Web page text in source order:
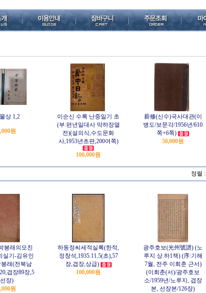
상 1,2
원
이순신 수록 난중일기 초
(부:편년일대사 막하장열
전)(설의식,수도문화
사,1953년초판,200여쪽)
100,000원
薪修(신수)국사대관(이
병도/보문각/1956년/610
쪽+6쪽)
50,000원
정렬 :
봉래의모친
실기-김유인
래(전북남
겹장89장,5
장)
원
하동정씨세적실록(한적,
정창석,1935.11.5(초),57
장,겹장,상급)
100,000원
광주호보(光州號譜) (노
루지 상.하1책) (序:기해
7월, 전주 이회춘 근서)
(이회춘(서)/광주호보
소/1959년/노루지, 겹장
본, 선장본/126장)